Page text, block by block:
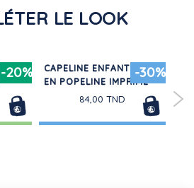
LE LOOK
-20% -30%
CAPELINE ENFANT FILLE
EN POPELINE IMPRIMÉ
84,00 TND